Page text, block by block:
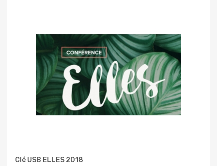
Clé USB ELLES 2018